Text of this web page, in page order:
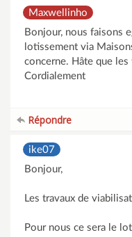
Maxwellinho
Bonjour, nous faisons
lotissement via
concerne. Hâte que
Cordialement
Répondre
ike07
Bonjour,
Les travaux de
Pour nous ce sera le